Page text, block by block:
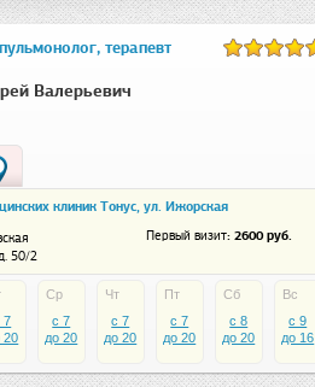
терапевт
Валерьевич
клиник Тонус, ул. Ижорская
50/2
Первый визит: 2600 руб.
7
20
Ср
c 7
до 20
Чт
c 7
до 20
Пт
c 7
до 20
Сб
c 8
до 20
Вс
c 9
до 16